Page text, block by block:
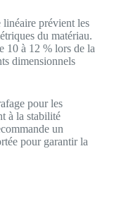
prévient les
du matériau.
10 à 12 % lors de la
dimensionnels
pour les
à la stabilité
un
pour garantir la